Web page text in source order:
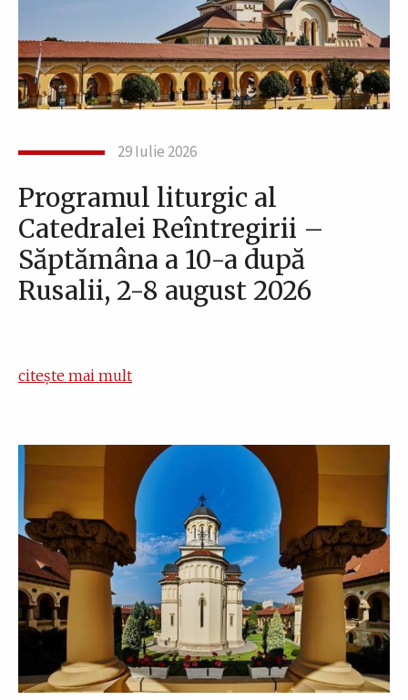
29 Iulie 2026
Programul liturgic al
Catedralei Reîntregirii –
Săptămâna a 10-a după
Rusalii, 2-8 august 2026
citește mai mult